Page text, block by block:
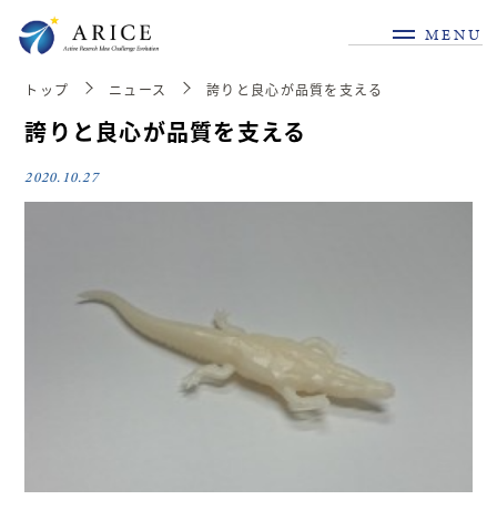
MENU
トップ ニュース 誇りと良心が品質を支える
誇りと良心が品質を支える
2020.10.27